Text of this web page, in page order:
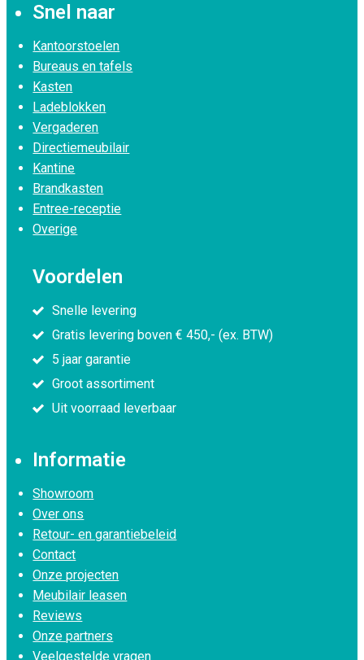
Snel naar
Kantoorstoelen
Bureaus en tafels
Kasten
Ladeblokken
Vergaderen
Directiemeubilair
Kantine
Brandkasten
Entree-receptie
Overige
Voordelen
Snelle levering
Gratis levering boven € 450,- (ex. BTW)
5 jaar garantie
Groot assortiment
Uit voorraad leverbaar
Informatie
Showroom
Over ons
Retour- en garantiebeleid
Contact
Onze projecten
Meubilair leasen
Reviews
Onze partners
Veelgestelde vragen